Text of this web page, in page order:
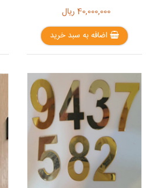
40,000,000 ریال
اضافه به سبد خرید